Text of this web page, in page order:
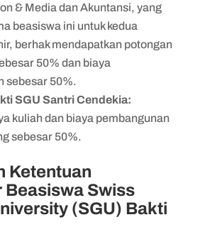
& Media dan Akuntansi, yang
beasiswa ini untuk kedua
berhak mendapatkan potongan
50% dan biaya
sebesar 50%.
SGU Santri Cendekia:
kuliah dan biaya pembangunan
sebesar 50%.
Ketentuan
Beasiswa Swiss
(SGU) Bakti